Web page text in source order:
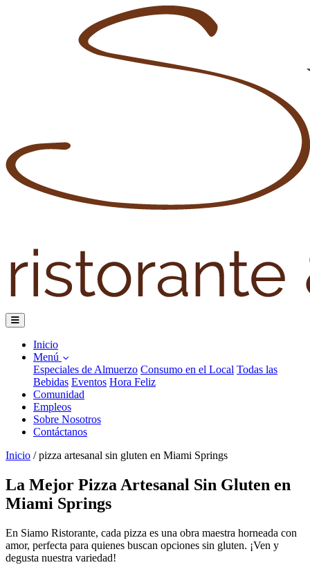
Inicio
Menú
Especiales de Almuerzo Consumo en el Local Todas las
Bebidas Eventos Hora Feliz
Comunidad
Empleos
Sobre Nosotros
Contáctanos
Inicio / pizza artesanal sin gluten en Miami Springs
La Mejor Pizza Artesanal Sin Gluten en
Miami Springs
En Siamo Ristorante, cada pizza es una obra maestra horneada con
amor, perfecta para quienes buscan opciones sin gluten. ¡Ven y
degusta nuestra variedad!